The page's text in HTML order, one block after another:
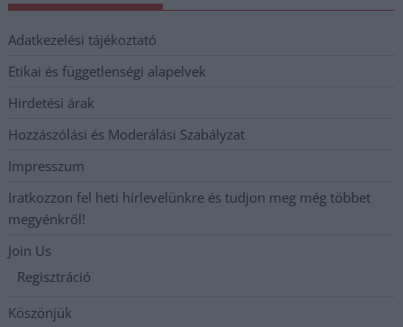
Adatkezelési tájékoztató
Etikai és függetlenségi alapelvek
Hirdetési árak
Hozzászólási és Moderálási Szabályzat
Impresszum
Iratkozzon fel heti hírlevelünkre és tudjon meg még többet
megyénkről!
Join Us
Regisztráció
Köszönjük